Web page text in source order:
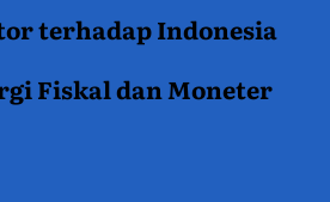
terhadap Indonesia
Fiskal dan Moneter